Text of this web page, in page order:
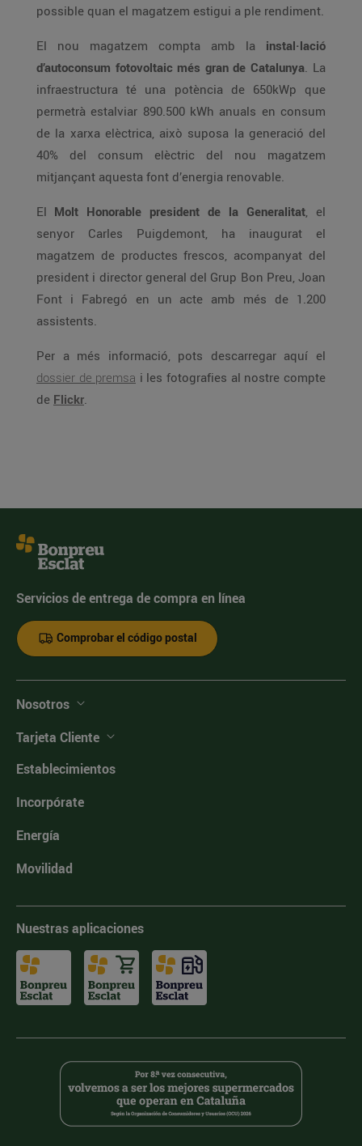
possible quan el magatzem estigui a ple rendiment.
El nou magatzem compta amb la instal·lació
d’autoconsum fotovoltaic més gran de Catalunya . La
infraestructura té una potència de 650kWp que
permetrà estalviar 890.500 kWh anuals en consum
de la xarxa elèctrica, això suposa la generació del
40% del consum elèctric del nou magatzem
mitjançant aquesta font d’energia renovable.
El Molt Honorable president de la Generalitat , el
senyor Carles Puigdemont, ha inaugurat el
magatzem de productes frescos, acompanyat del
president i director general del Grup Bon Preu, Joan
Font i Fabregó en un acte amb més de 1.200
assistents.
Per a més informació, pots descarregar aquí el
dossier de premsa i les fotografies al nostre compte
de Flickr
Servicios de entrega de compra en línea
Comprobar el código postal
Nosotros
Tarjeta Cliente
Establecimientos
Incorpórate
Energía
Movilidad
Nuestras aplicaciones